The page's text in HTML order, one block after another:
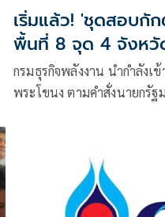
เริ่มแล้ว! 'ชุดสอบกั
พื้นที่ 8 จุด 4 จังหวั
กรมธุรกิจพลังงาน นำกำลังเ
พระโขนง ตามคำสั่งนายกรั